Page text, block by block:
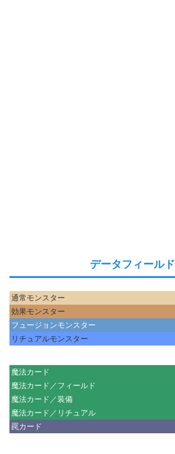
データフィールド
通常モンスター
効果モンスター
フュージョンモンスター
リチュアルモンスター
魔法カード
魔法カード／フィールド
魔法カード／装備
魔法カード／リチュアル
罠カード